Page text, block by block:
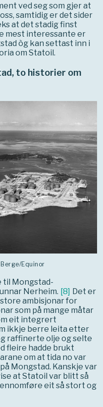
ved seg som gjer at
samtidig er det sider
at det stadig finst
mest interessante er
òg kan settast inn i
om Statoil.
to historier om
Equinor
til Mongstad-
Nerheim. [8] Det er
ambisjonar for
som på mange måtar
eit integrert
ikkje berre leita etter
raffinerte olje og selte
fleire hadde brukt
om at tida no var
Mongstad. Kanskje var
at Statoil var blitt så
eit så stort og